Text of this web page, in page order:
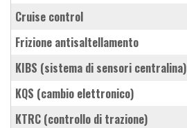
cruise control
frizione antisaltellamento
KIBS (sistema di sensori centralina)
KQS (cambio elettronico)
KTRC (controllo di trazione)